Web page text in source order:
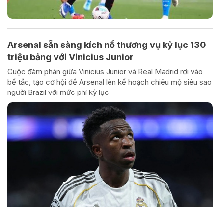
Arsenal sẵn sàng kích nổ thương vụ kỷ lục 130
triệu bảng với Vinicius Junior
Cuộc đàm phán giữa Vinicius Junior và Real Madrid rơi vào
bế tắc, tạo cơ hội để Arsenal lên kế hoạch chiêu mộ siêu sao
người Brazil với mức phí kỷ lục.